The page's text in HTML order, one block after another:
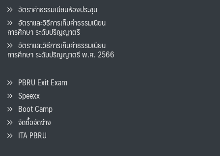
อัตราค่าธรรมเนียมห้องประชุม
อัตราและวิธีการเก็บค่าธรรมเนียน
การศึกษา ระดับปริญญาตรี
อัตราและวิธีการเก็บค่าธรรมเนียน
การศึกษา ระดับปริญญาตรี พ.ศ. 2566
PBRU Exit Exam
Speexx
Boot Camp
จัดซื้อจัดจ้าง
ITA PBRU